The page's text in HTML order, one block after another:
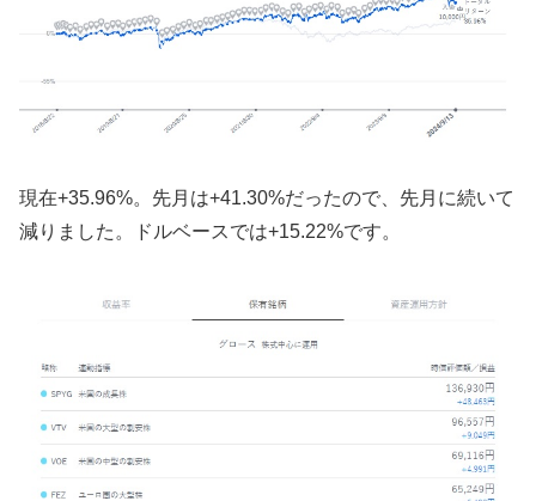
現在+35.96%。先月は+41.30%だったので、先月に続いて
減りました。ドルベースでは+15.22%です。